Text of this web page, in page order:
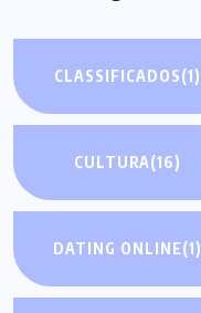
CLASSIFICADOS(1)
CULTURA(16)
DATING ONLINE(1)